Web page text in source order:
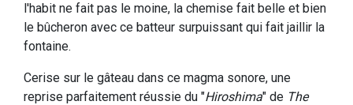
l'habit ne fait pas le moine, la chemise fait belle et bien
le bûcheron avec ce batteur surpuissant qui fait jaillir la
fontaine.
Cerise sur le gâteau dans ce magma sonore, une
reprise parfaitement réussie du "Hiroshima" de The